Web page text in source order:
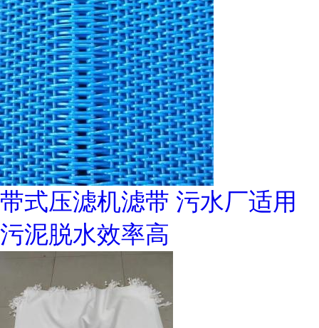
带式压滤机滤带 污水厂适用
污泥脱水效率高